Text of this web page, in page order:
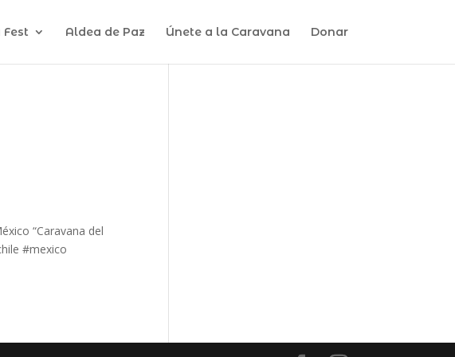
Aldea de Paz Únete a la Caravana Donar
“Caravana del
#mexico